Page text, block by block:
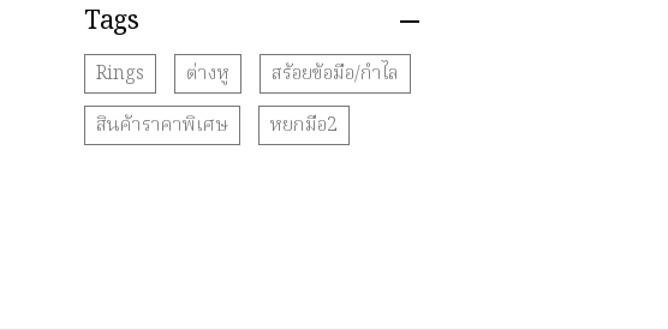
Tags
Rings ต่างหู
สร้อยข้อมือ/กำไล
สินค้าราคาพิเศษ
หยกมือ2